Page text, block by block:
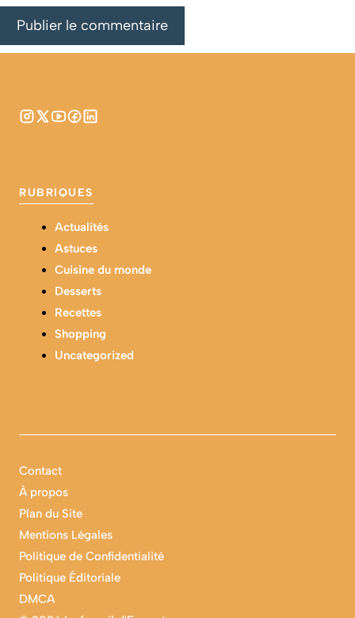
RUBRIQUES
Actualités
Astuces
Cuisine du monde
Desserts
Recettes
Shopping
Uncategorized
Contact
À propos
Plan du Site
Mentions Légales
Politique de Confidentialité
Politique Éditoriale
DMCA